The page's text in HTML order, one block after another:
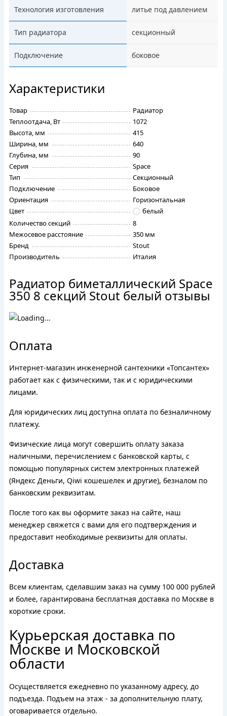
Технология изготовления литье под давлением
Тип радиатора секционный
Подключение боковое
Характеристики
Товар
Радиатор
Теплоотдача, Вт
1072
Высота, мм
415
Ширина, мм
640
Глубина, мм
90
Серия
Space
Тип
Секционный
Подключение
Боковое
Ориентация
Горизонтальная
Цвет
белый
Количество секций
8
Межосевое расстояние
350 мм
Бренд
Stout
Производитель
Италия
Радиатор биметаллический Space
350 8 секций Stout белый отзывы
Оплата
Интернет-магазин инженерной сантехники «Топсантех»
работает как с физическими, так и с юридическими
лицами.
Для юридических лиц доступна оплата по безналичному
платежу.
Физические лица могут совершить оплату заказа
наличными, перечислением с банковской карты, с
помощью популярных систем электронных платежей
(Яндекс Деньги, Qiwi кошешелек и другие), безналом по
банковским реквизитам.
После того как вы оформите заказ на сайте, наш
менеджер свяжется с вами для его подтверждения и
предоставит необходимые реквизиты для оплаты.
Доставка
Всем клиентам, сделавшим заказ на сумму 100 000 рублей
и более, гарантирована бесплатная доставка по Москве в
короткие сроки.
Курьерская доставка по
Москве и Московской
области
Осуществляется ежедневно по указанному адресу, до
подъезда. Подъем на этаж - за дополнительную плату,
оговаривается отдельно.